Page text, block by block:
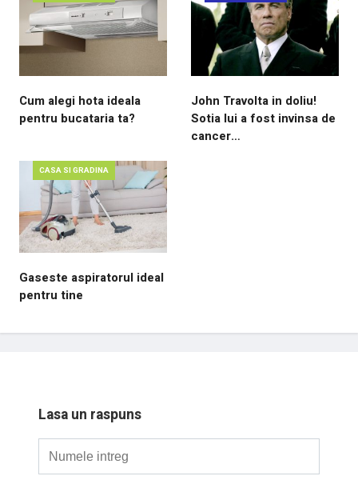
Cum alegi hota ideala
pentru bucataria ta?
John Travolta in doliu!
Sotia lui a fost invinsa de
cancer…
CASA SI GRADINA
Gaseste aspiratorul ideal
pentru tine
Lasa un raspuns